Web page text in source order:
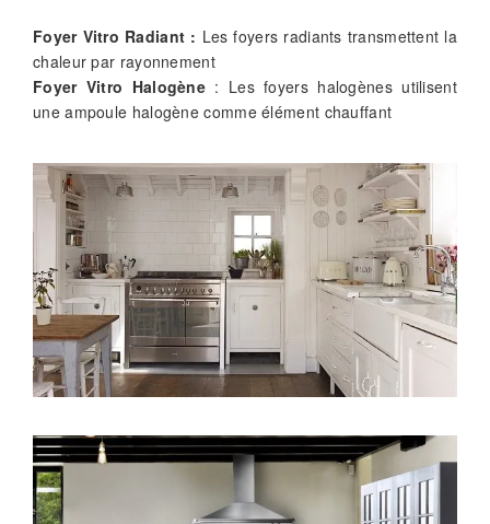
Foyer Vitro Radiant : Les foyers radiants transmettent la
chaleur par rayonnement
Foyer Vitro Halogène : Les foyers halogènes utilisent
une ampoule halogène comme élément chauffant